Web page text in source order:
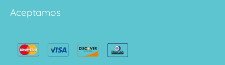
Aceptamos